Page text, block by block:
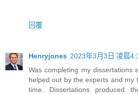
回覆
Henryjones 2023年3月3日 凌晨
Was completing my dissertations
helped out by the experts and my
time. Dissertations produced